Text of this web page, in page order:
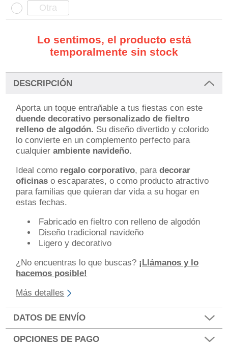
Lo sentimos, el producto está
temporalmente sin stock
DESCRIPCIÓN
Aporta un toque entrañable a tus fiestas con este
duende decorativo personalizado de fieltro
relleno de algodón. Su diseño divertido y colorido
lo convierte en un complemento perfecto para
cualquierambiente navideño.
Ideal como regalo corporativo, paradecorar
oficinas o escaparates, o como producto atractivo
para familias que quieran dar vida a su hogar en
estas fechas.
Fabricado en fieltro con relleno de algodón
Diseño tradicional navideño
Ligero y decorativo
¿No encuentras lo que buscas? ¡Llámanos y lo
hacemos posible!
Más detalles
DATOS DE ENVÍO
OPCIONES DE PAGO